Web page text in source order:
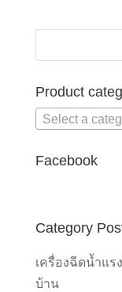
฿
Product
Select a
Facebook
Category
เครื่องฉีดน้ำแ
บ้าน